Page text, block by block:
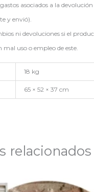
asociados a la
y envió).
ni devoluciones si el
uso o empleo de este.
18 kg
65 × 52 × 37 cm
relacionados
precio